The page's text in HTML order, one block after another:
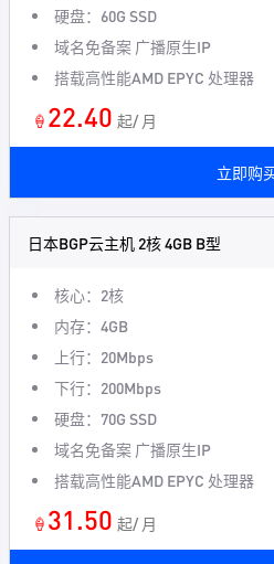
硬盘：60G SSD
域名免备案 广播原生IP
搭载高性能AMD EPYC 处理器
🍦 22.40 起/ 月
立即购
日本BGP云主机 2核 4GB B型
核心：2核
内存：4GB
上行：20Mbps
下行：200Mbps
硬盘：70G SSD
域名免备案 广播原生IP
搭载高性能AMD EPYC 处理器
🍦 31.50 起/ 月